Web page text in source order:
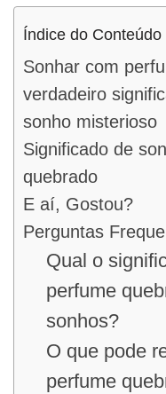
Índice do Conteúdo
Sonhar com
verdadeiro
sonho misterioso
Significado de
quebrado
E aí, Gostou?
Perguntas
Qual o
perfume
sonhos?
O que pode
perfume